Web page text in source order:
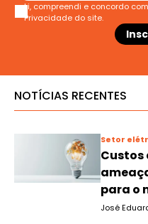
Li, compreendi e concordo
Privacidade do site.
NOTÍCIAS RECENTES
Setor
Custos
para o
José